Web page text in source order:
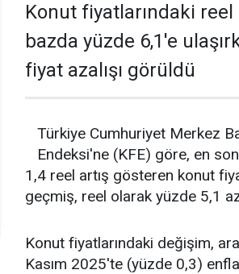
Konut fiyatlarındaki reel
bazda yüzde 6,1'e
fiyat azalışı görüldü
Türkiye Cumhuriyet Merkez
Endeksi'ne (KFE) göre, en
1,4 reel artış gösteren konut
geçmiş, reel olarak yüzde 5,1
Konut fiyatlarındaki değişim,
Kasım 2025'te (yüzde 0,3)